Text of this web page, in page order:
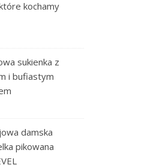
kochamy
sukienka z
i bufiastym
damska
pikowana